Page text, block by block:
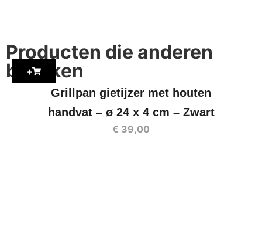
Producten die anderen
bekijken
+
Grillpan gietijzer met houten
handvat – ø 24 x 4 cm – Zwart
€ 39,00